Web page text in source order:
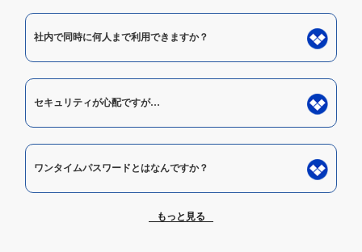
社内で同時に何人まで利用できますか？
セキュリティが心配ですが…
ワンタイムパスワードとはなんですか？
もっと見る